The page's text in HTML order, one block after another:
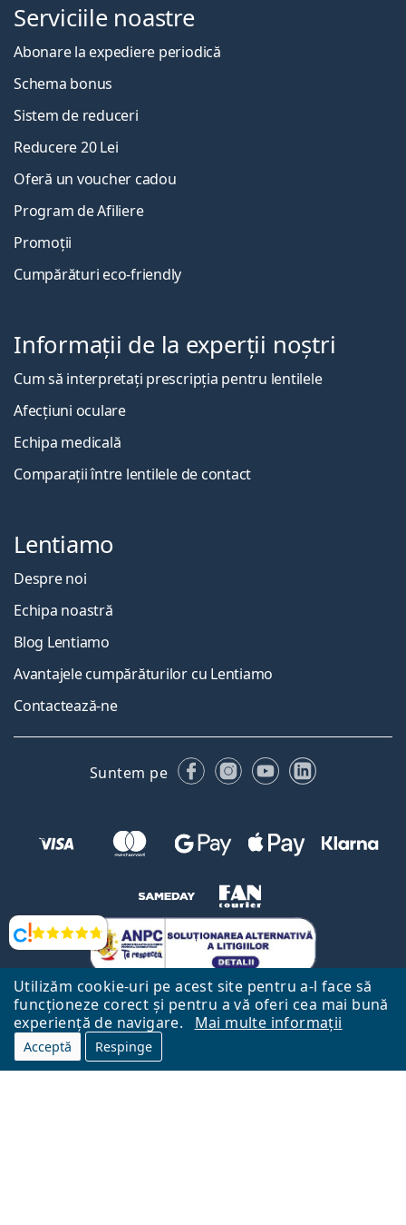
Utilizăm cookie-uri pe acest site pentru a-l face să
funcționeze corect și pentru a vă oferi cea mai bună
experiență de navigare.
Mai multe informații
Acceptă Respinge
Opinii
Serviciile noastre
Abonare la expediere periodică
Schema bonus
Sistem de reduceri
Reducere 20 Lei
Oferă un voucher cadou
Program de Afiliere
Promoții
Cumpărături eco-friendly
Informații de la experții noștri
Cum să interpretați prescripția pentru lentilele
Afecțiuni oculare
Echipa medicală
Comparații între lentilele de contact
Lentiamo
Despre noi
Echipa noastră
Blog Lentiamo
Avantajele cumpărăturilor cu Lentiamo
Contactează-ne
Suntem pe FacebookInstagram
YouTubeLinkedIn
Către Pagina Principală
Mai sus